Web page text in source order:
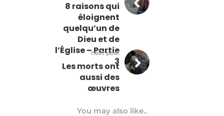
8 raisons qui
éloignent
quelqu’un de
Dieu et de
l’Église – Partie
3
next post
Les morts ont
aussi des
œuvres
You may also like..